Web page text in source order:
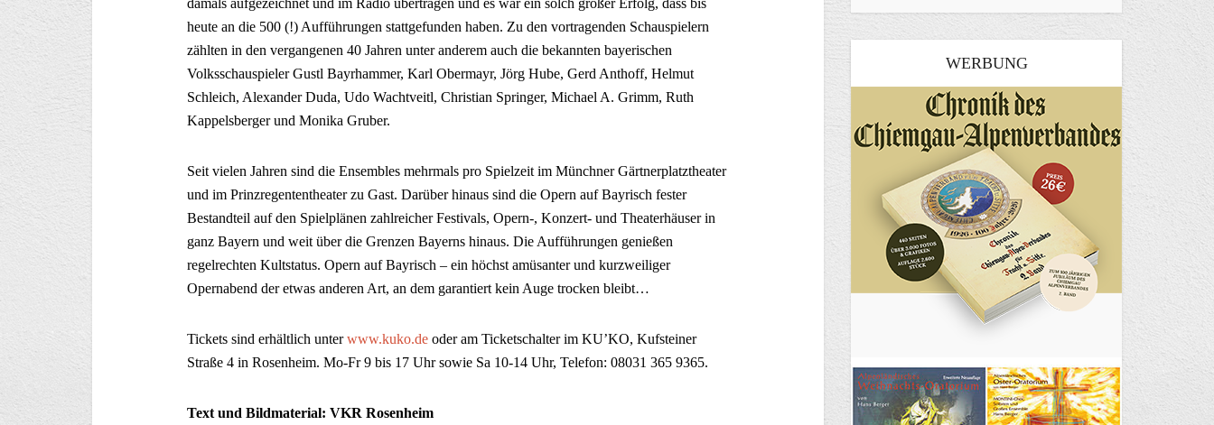
damals aufgezeichnet und im Radio übertragen und es war ein solch großer Erfolg, dass bis
heute an die 500 (!) Aufführungen stattgefunden haben. Zu den vortragenden Schauspielern
zählten in den vergangenen 40 Jahren unter anderem auch die bekannten bayerischen
Volksschauspieler Gustl Bayrhammer, Karl Obermayr, Jörg Hube, Gerd Anthoff, Helmut
Schleich, Alexander Duda, Udo Wachtveitl, Christian Springer, Michael A. Grimm, Ruth
Kappelsberger und Monika Gruber.
Seit vielen Jahren sind die Ensembles mehrmals pro Spielzeit im Münchner Gärtnerplatztheater
und im Prinzregententheater zu Gast. Darüber hinaus sind die Opern auf Bayrisch fester
Bestandteil auf den Spielplänen zahlreicher Festivals, Opern-, Konzert- und Theaterhäuser in
ganz Bayern und weit über die Grenzen Bayerns hinaus. Die Aufführungen genießen
regelrechten Kultstatus. Opern auf Bayrisch – ein höchst amüsanter und kurzweiliger
Opernabend der etwas anderen Art, an dem garantiert kein Auge trocken bleibt…
Tickets sind erhältlich unterwww.kuko.de oder am Ticketschalter im KU’KO, Kufsteiner
Straße 4 in Rosenheim. Mo-Fr 9 bis 17 Uhr sowie Sa 10-14 Uhr, Telefon: 08031 365 9365.
Text und Bildmaterial: VKR Rosenheim
WERBUNG